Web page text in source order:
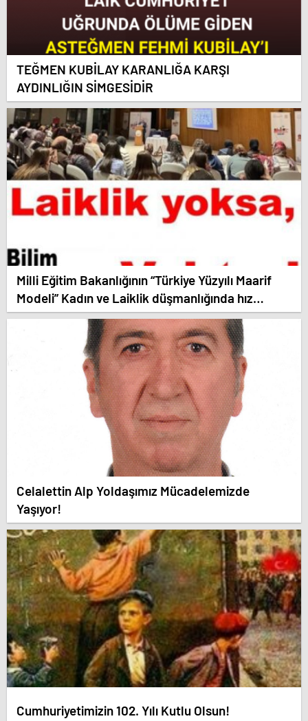
TEĞMEN KUBİLAY KARANLIĞA KARŞI
AYDINLIĞIN SİMGESİDİR
Milli Eğitim Bakanlığının “Türkiye Yüzyılı Maarif
Modeli” Kadın ve Laiklik düşmanlığında hız
kesmiyor.
Celalettin Alp Yoldaşımız Mücadelemizde
Yaşıyor!
Cumhuriyetimizin 102. Yılı Kutlu Olsun!